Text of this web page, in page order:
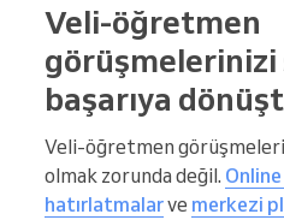
Veli-öğretmen
başarıya
Veli-öğretmen görüşmeleri
olmak zorunda değil.
hatırlatmalarve merkezi